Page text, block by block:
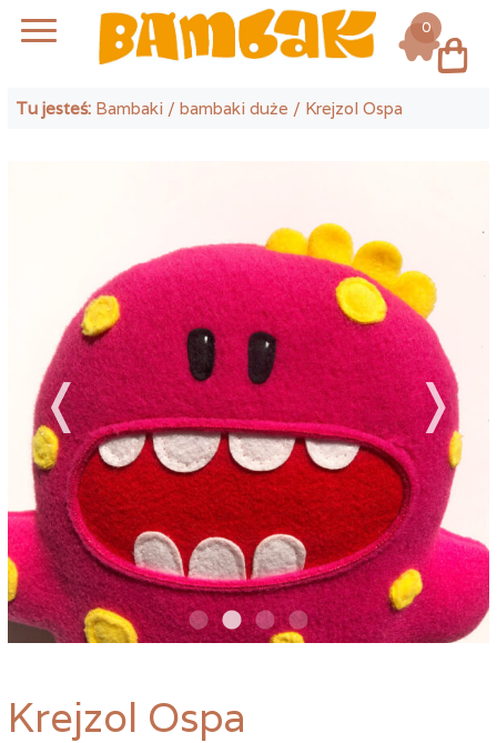
Tu jesteś: Bambaki /bambaki duże / Krejzol Ospa
Krejzol Ospa
Log in
0